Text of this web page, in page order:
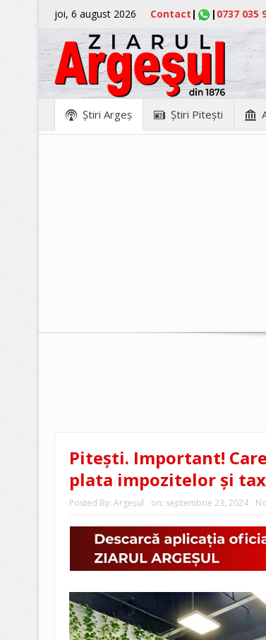
joi, 6 august 2026 Contact | | 0737 035
Ştiri Argeş Ştiri Piteşti
Pitești. Important!
plata impozitelor şi
Posted By: Argeşul on: septembrie 23, 2024